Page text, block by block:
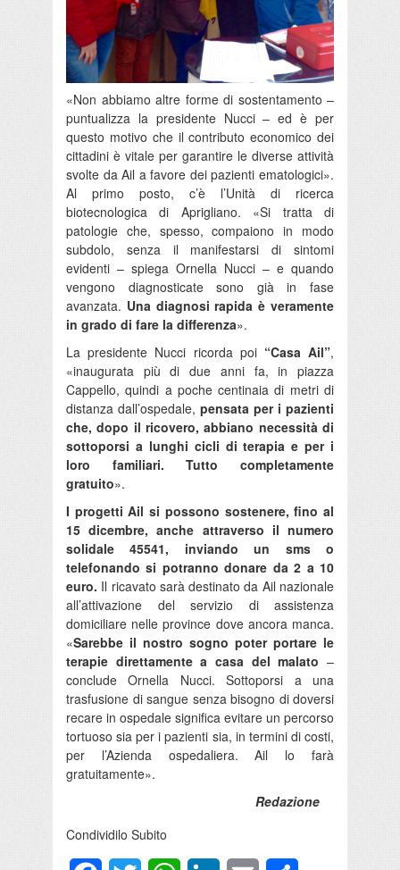
«Non abbiamo altre forme di sostentamento –
puntualizza la presidente Nucci – ed è per
questo motivo che il contributo economico dei
cittadini è vitale per garantire le diverse attività
svolte da Ail a favore dei pazienti ematologici».
Al primo posto, c’è l’Unità di ricerca
biotecnologica di Aprigliano. «Si tratta di
patologie che, spesso, compaiono in modo
subdolo, senza il manifestarsi di sintomi
evidenti – spiega Ornella Nucci – e quando
vengono diagnosticate sono già in fase
avanzata. Una diagnosi rapida è veramente
in grado di fare la differenza».
La presidente Nucci ricorda poi “Casa Ail”,
«inaugurata più di due anni fa, in piazza
Cappello, quindi a poche centinaia di metri di
distanza dall’ospedale, pensata per i pazienti
che, dopo il ricovero, abbiano necessità di
sottoporsi a lunghi cicli di terapia e per i
loro familiari. Tutto completamente
gratuito».
I progetti Ail si possono sostenere, fino al
15 dicembre, anche attraverso il numero
solidale 45541, inviando un sms o
telefonando si potranno donare da 2 a 10
euro. Il ricavato sarà destinato da Ail nazionale
all’attivazione del servizio di assistenza
domiciliare nelle province dove ancora manca.
«Sarebbe il nostro sogno poter portare le
terapie direttamente a casa del malato –
conclude Ornella Nucci. Sottoporsi a una
trasfusione di sangue senza bisogno di doversi
recare in ospedale significa evitare un percorso
tortuoso sia per i pazienti sia, in termini di costi,
per l’Azienda ospedaliera. Ail lo farà
gratuitamente».
Redazione
Condividilo Subito